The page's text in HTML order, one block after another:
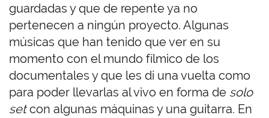
guardadas y que de repente ya no
pertenecen a ningún proyecto. Algunas
músicas que han tenido que ver en su
momento con el mundo fílmico de los
documentales y que les di una vuelta como
para poder llevarlas al vivo en forma de solo
setcon algunas máquinas y una guitarra. En